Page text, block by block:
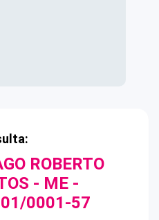
ROBERTO
- ME -
0001-57